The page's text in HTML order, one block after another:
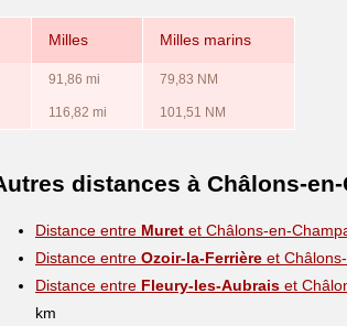
Milles Milles marins
91,86 mi 79,83 NM
116,82 mi 101,51 NM
distances à Châlons-
Distance entre Muret et Châlons-en-
Distance entre Ozoir-la-Ferrière et
Distance entre Fleury-les-Aubrais et
km